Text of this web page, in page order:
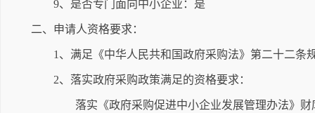
9、是否专门面向中小企业：是
二、申请人资格要求：
1、满足《中华人民共和国政府采购法》第二十二条
2、落实政府采购政策满足的资格要求：
落实《政府采购促进中小企业发展管理办法》